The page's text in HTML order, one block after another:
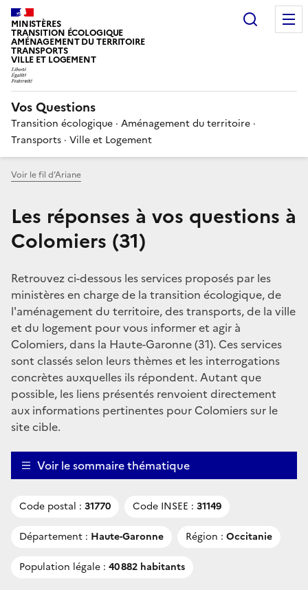
MINISTÈRES
TRANSITION ÉCOLOGIQUE
AMÉNAGEMENT DU TERRITOIRE
TRANSPORTS
VILLE ET LOGEMENT
Vos Questions
Transition écologique · Aménagement du territoire ·
Transports · Ville et Logement
Voir le fil d’Ariane
Les réponses à vos questions à
Colomiers (31)
Retrouvez ci-dessous les services proposés par les
ministères en charge de la transition écologique, de
l'aménagement du territoire, des transports, de la ville
et du logement pour vous informer et agir à
Colomiers, dans la Haute-Garonne (31). Ces services
sont classés selon leurs thèmes et les interrogations
concrètes auxquelles ils répondent. Autant que
possible, les liens présentés renvoient directement
aux informations pertinentes pour Colomiers sur le
site cible.
Voir le sommaire thématique
Code postal : 31770 Code INSEE : 31149
Département : Haute-Garonne Région : Occitanie
Population légale : 40 882 habitants